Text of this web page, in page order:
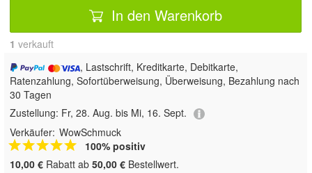
In den Warenkorb
1 verkauft
, Lastschrift, Kreditkarte, Debitkarte,
Ratenzahlung, Sofortüberweisung, Überweisung, Bezahlung nach
30 Tagen
Zustellung: Fr, 28. Aug. bis Mi, 16. Sept.
Verkäufer: WowSchmuck
100% positiv
10,00 € Rabatt ab 50,00 € Bestellwert.